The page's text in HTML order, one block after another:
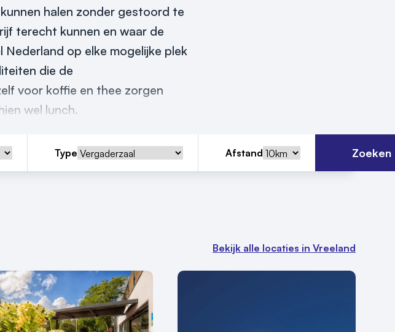
halen zonder gestoord te
terecht kunnen en waar de
op elke mogelijke plek
die de
voor koffie en thee zorgen
wel lunch.
Type Afstand Zoeken
Bekijk alle locaties in Vreeland